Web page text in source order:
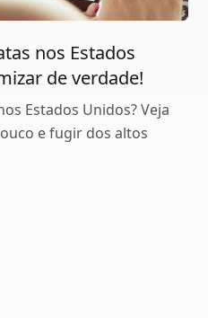
nos Estados
de verdade!
Estados Unidos? Veja
e fugir dos altos